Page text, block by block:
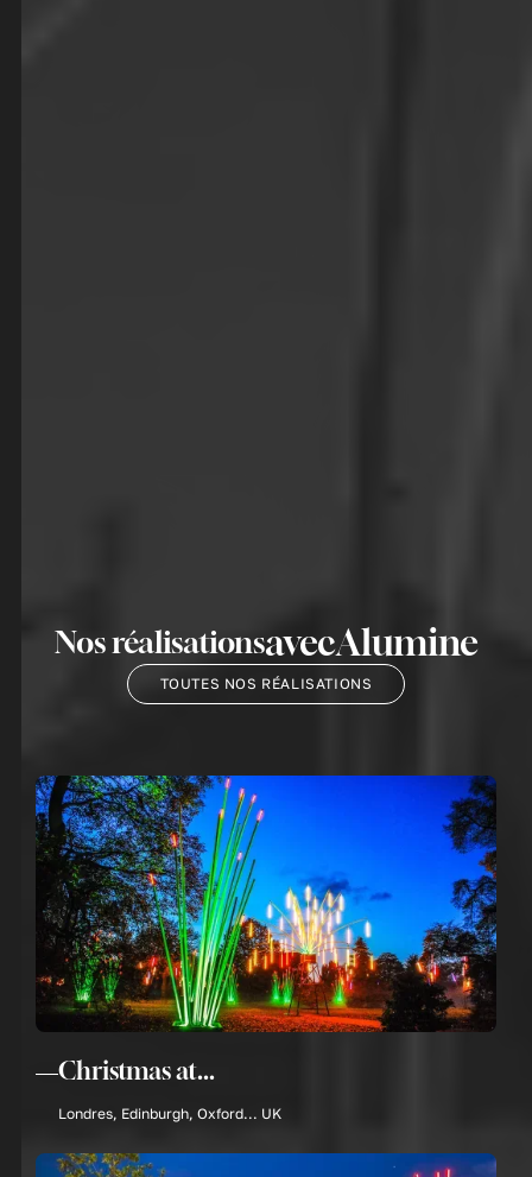
Nos réalisationsavecAlumine
TOUTES NOS RÉALISATIONS
Christmas at...
Londres, Edinburgh, Oxford... UK